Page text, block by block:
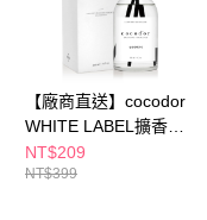
是否繳費成功／繳費後需
客戶支援中心」https://
【注意事項】
１．透過由恩沛科技股份
易，需依本服務之必要範
權轉讓予恩沛科技股份有限
２．關於個人資料處理事宜
https://aftee.tw/terms/#terms3
【廠商直送】cocodor
WHITE LABEL擴香瓶
200ml 森林晨香
NT$209
NT$399